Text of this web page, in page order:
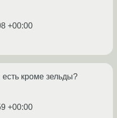
+00:00
кроме зельды?
+00:00